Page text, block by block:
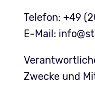
Telefon: +49
E-Mail:
Zwecke und